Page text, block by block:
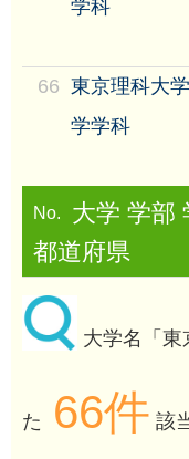
学科
66 東京理科大
学学科
No. 大学 学部
都道府県
大学名「東
た 66件 該